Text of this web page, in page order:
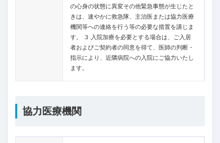
の心身の状態に異変その他緊急事態が生じたと
きは、速やかに救急隊、主治医または協力医療
機関等への連絡を行う等の必要な措置を講じま
す。 ３.入院加療を必要とする場合は、ご入居
者およびご契約者の同意を得て、医師の判断・
指示により、近隣病院への入院にご協力いたし
ます。
協力医療機関